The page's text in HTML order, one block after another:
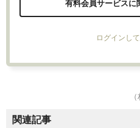
有料会員サービスに
ログインし
関連記事